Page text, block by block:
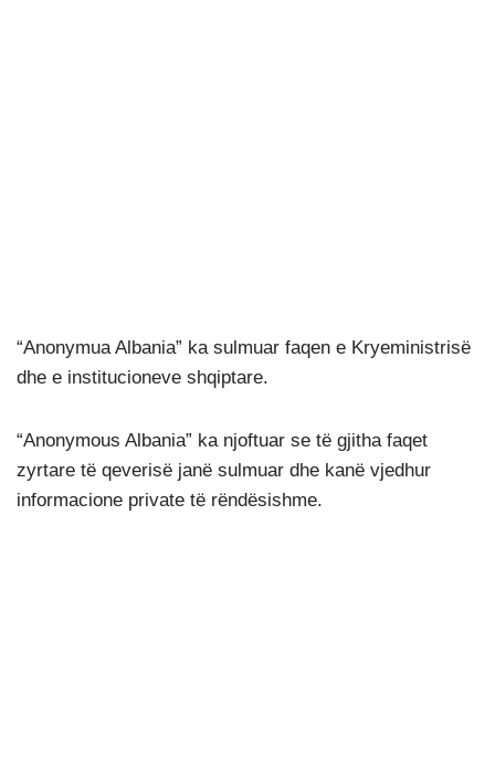
“Anonymua Albania” ka sulmuar faqen e Kryeministrisë
dhe e institucioneve shqiptare.
“Anonymous Albania” ka njoftuar se të gjitha faqet
zyrtare të qeverisë janë sulmuar dhe kanë vjedhur
informacione private të rëndësishme.